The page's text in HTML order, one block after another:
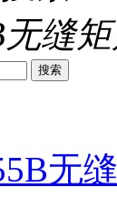
无缝
无